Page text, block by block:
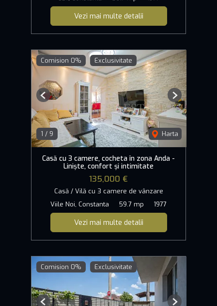
Vezi mai multe detalii
Comision 0% Exclusivitate
1 / 9 Harta
Previous Next
Casă cu 3 camere, cocheta în zona Anda -
Liniște, confort și intimitate
135,000 €
Casă / Vilă cu 3 camere de vânzare
Viile Noi, Constanta
59.7 mp 1977
Vezi mai multe detalii
Comision 0% Exclusivitate